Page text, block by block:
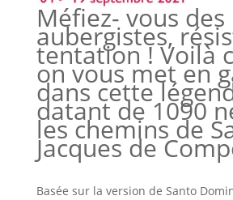
Méfiez- vous des
aubergistes,
tentation ! Voilà
on vous met en
dans cette
datant de 1090
les chemins de
Jacques de
Basée sur la version de Santo